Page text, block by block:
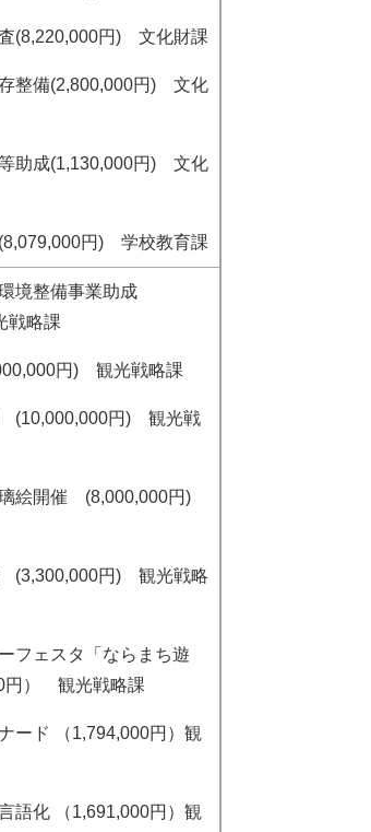
(8,220,000円) 文化財課
整備(2,800,000円) 文化
助成(1,130,000円) 文化
円) 学校教育課
境整備事業助成
戦略課
円) 観光戦略課
(10,000,000円) 観光戦
璃絵開催 (8,000,000円)
(3,300,000円) 観光戦略
フェスタ「ならまち遊
円） 観光戦略課
ード （1,794,000円）観
語化 （1,691,000円）観